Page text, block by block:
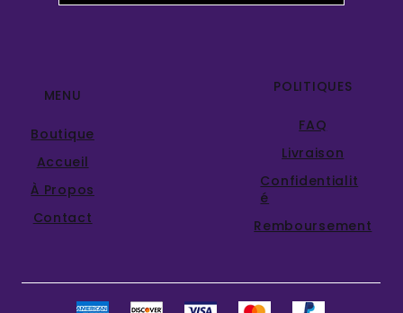
MENU
Boutique
Accueil
À Propos
Contact
POLITIQUES
FAQ
Livraison
Confidentialit
é
Remboursement